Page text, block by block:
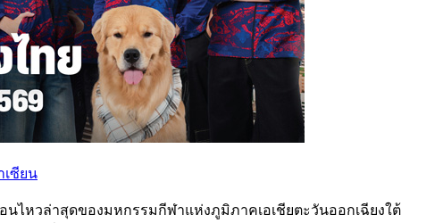
เซียน
นไหวล่าสุดของมหกรรมกีฬาแห่งภูมิภาคเอเชียตะวันออกเฉียงใต้